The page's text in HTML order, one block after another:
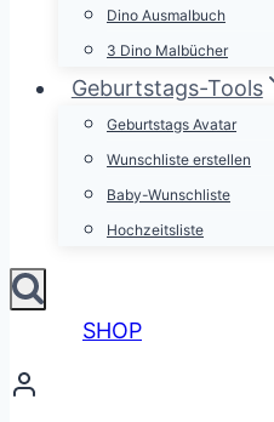
Dino Ausmalbuch
3 Dino Malbücher
Geburtstags-Tools
Geburtstags Avatar
Wunschliste erstellen
Baby-Wunschliste
Hochzeitsliste
SHOP